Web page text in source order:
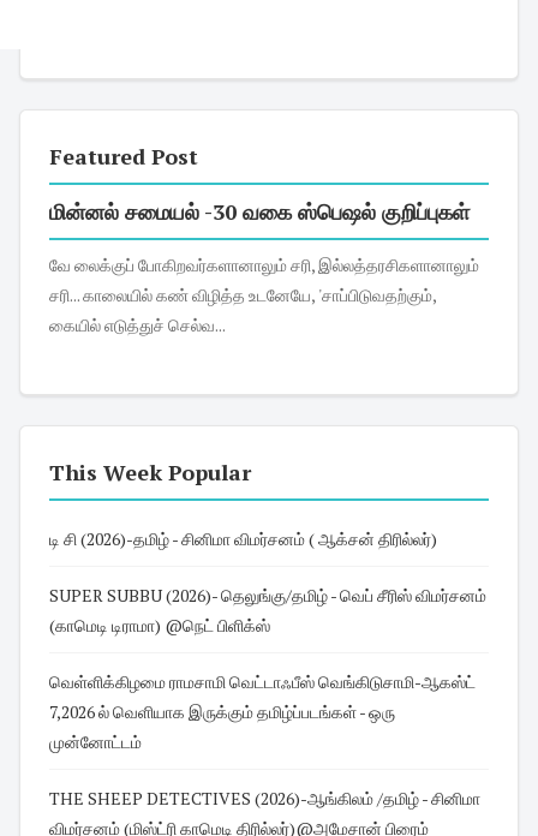
Featured Post
மின்னல் சமையல் -30 வகை ஸ்பெஷல் குறிப்புகள்
வே லைக்குப் போகிறவர்களானாலும் சரி, இல்லத்தரசிகளானாலும்
சரி... காலையில் கண் விழித்த உடனேயே, 'சாப்பிடுவதற்கும்,
கையில் எடுத்துச் செல்வ...
This Week Popular
டி சி (2026)-தமிழ் - சினிமா விமர்சனம் ( ஆக்சன் திரில்லர்)
SUPER SUBBU (2026)- தெலுங்கு/தமிழ் - வெப் சீரிஸ் விமர்சனம்
(காமெடி டிராமா) @நெட் பிளிக்ஸ்
வெள்ளிக்கிழமை ராமசாமி வெட்டாஃபீஸ் வெங்கிடுசாமி-ஆகஸ்ட்
7,2026 ல் வெளியாக இருக்கும் தமிழ்ப்படங்கள் - ஒரு
முன்னோட்டம்
THE SHEEP DETECTIVES (2026)-ஆங்கிலம் /தமிழ் - சினிமா
விமர்சனம் (மிஸ்ட்ரி காமெடி திரில்லர்)@அமேசான் பிரைம்